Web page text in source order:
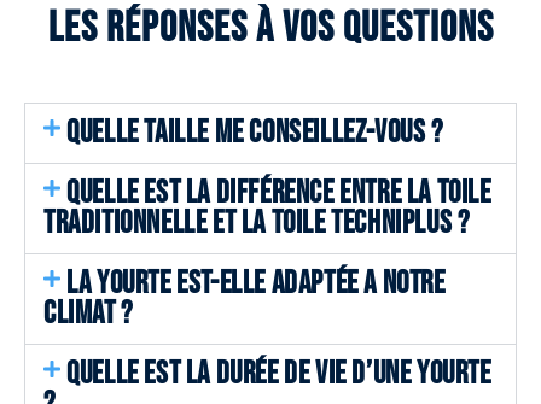
Les réponses à vos questions
QUELLE TAILLE ME CONSEILLEZ-VOUS ?
QUELLE EST LA DIFFÉRENCE ENTRE LA TOILE
TRADITIONNELLE ET LA TOILE TECHNIPLUS ?
LA YOURTE EST-ELLE ADAPTÉE A NOTRE
CLIMAT ?
QUELLE EST LA DURÉE DE VIE D’UNE YOURTE